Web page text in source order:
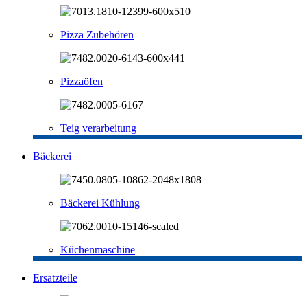
Pizza Zubehören
Pizzaöfen
Teig verarbeitung
Bäckerei
Bäckerei Kühlung
Küchenmaschine
Ersatzteile